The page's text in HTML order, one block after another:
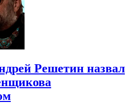
Решетин назвал